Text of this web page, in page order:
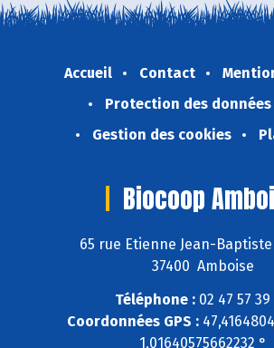
Accueil Contact
Protection des données
Gestion des cookies
Biocoop
65 rue Etienne Jean-
37400 Amboise
Téléphone : 02 47 57 39
Coordonnées GPS :
1,01640575662232 °